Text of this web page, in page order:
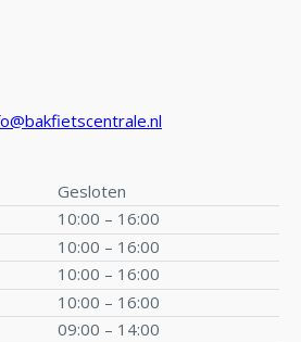
Gesloten
10:00 – 16:00
10:00 – 16:00
10:00 – 16:00
10:00 – 16:00
09:00 – 14:00